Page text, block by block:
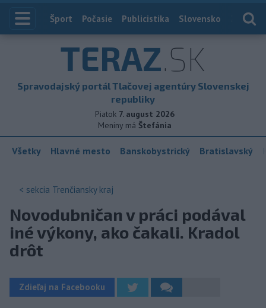
Index
Šport Počasie Publicistika Slovensko
TERAZ.SK
Spravodajský portál Tlačovej agentúry Slovenskej
republiky
Piatok 7. august 2026
Meniny má Štefánia
Všetky Hlavné mesto Banskobystrický Bratislavský
< sekcia Trenčiansky kraj
Novodubničan v práci podával
iné výkony, ako čakali. Kradol
drôt
Zdieľaj na Facebooku